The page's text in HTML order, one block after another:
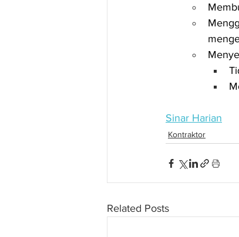
Sinar Harian
Kontraktor
Related Posts